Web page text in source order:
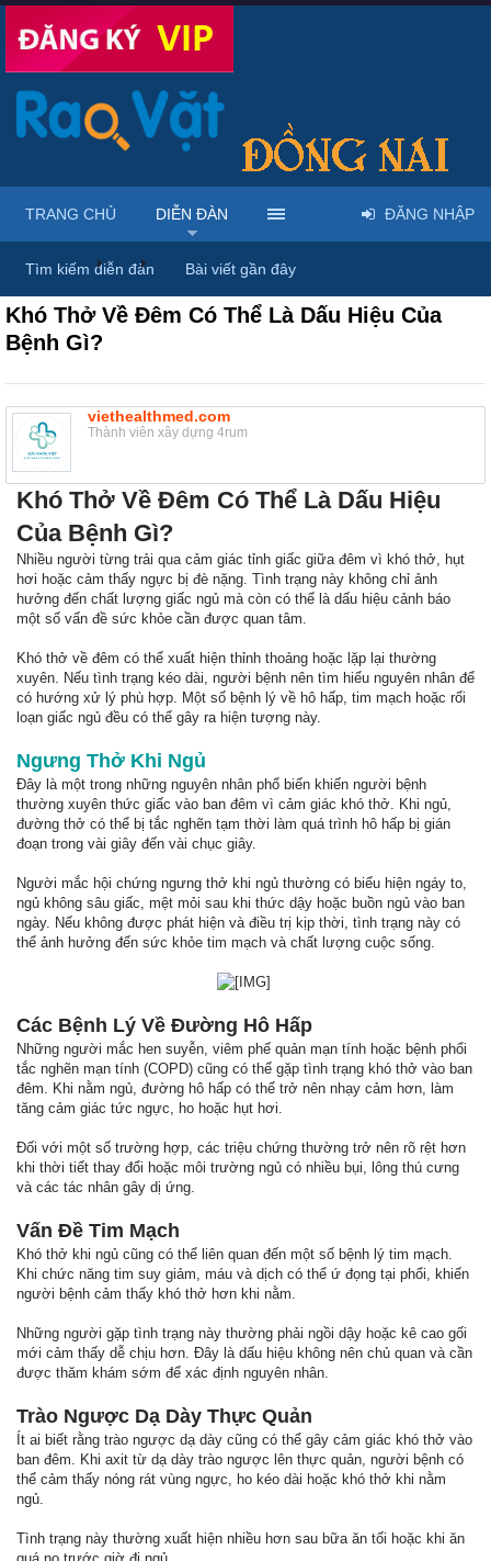
Diễn đàn ... Dược phẩm, y tế & sách báo
Khó Thở Về Đêm Có Thể Là Dấu Hiệu Của
Bệnh Gì?
viethealthmed.com
Thành viên xây dựng 4rum
Khó Thở Về Đêm Có Thể Là Dấu Hiệu
Của Bệnh Gì?
Nhiều người từng trải qua cảm giác tỉnh giấc giữa đêm vì khó thở, hụt
hơi hoặc cảm thấy ngực bị đè nặng. Tình trạng này không chỉ ảnh
hưởng đến chất lượng giấc ngủ mà còn có thể là dấu hiệu cảnh báo
một số vấn đề sức khỏe cần được quan tâm.
Khó thở về đêm có thể xuất hiện thỉnh thoảng hoặc lặp lại thường
xuyên. Nếu tình trạng kéo dài, người bệnh nên tìm hiểu nguyên nhân để
có hướng xử lý phù hợp. Một số bệnh lý về hô hấp, tim mạch hoặc rối
loạn giấc ngủ đều có thể gây ra hiện tượng này.
Ngưng Thở Khi Ngủ
Đây là một trong những nguyên nhân phổ biến khiến người bệnh
thường xuyên thức giấc vào ban đêm vì cảm giác khó thở. Khi ngủ,
đường thở có thể bị tắc nghẽn tạm thời làm quá trình hô hấp bị gián
đoạn trong vài giây đến vài chục giây.
Người mắc hội chứng ngưng thở khi ngủ thường có biểu hiện ngáy to,
ngủ không sâu giấc, mệt mỏi sau khi thức dậy hoặc buồn ngủ vào ban
ngày. Nếu không được phát hiện và điều trị kịp thời, tình trạng này có
thể ảnh hưởng đến sức khỏe tim mạch và chất lượng cuộc sống.
Các Bệnh Lý Về Đường Hô Hấp
Những người mắc hen suyễn, viêm phế quản mạn tính hoặc bệnh phổi
tắc nghẽn mạn tính (COPD) cũng có thể gặp tình trạng khó thở vào ban
đêm. Khi nằm ngủ, đường hô hấp có thể trở nên nhạy cảm hơn, làm
tăng cảm giác tức ngực, ho hoặc hụt hơi.
Đối với một số trường hợp, các triệu chứng thường trở nên rõ rệt hơn
khi thời tiết thay đổi hoặc môi trường ngủ có nhiều bụi, lông thú cưng
và các tác nhân gây dị ứng.
Vấn Đề Tim Mạch
Khó thở khi ngủ cũng có thể liên quan đến một số bệnh lý tim mạch.
Khi chức năng tim suy giảm, máu và dịch có thể ứ đọng tại phổi, khiến
người bệnh cảm thấy khó thở hơn khi nằm.
Những người gặp tình trạng này thường phải ngồi dậy hoặc kê cao gối
mới cảm thấy dễ chịu hơn. Đây là dấu hiệu không nên chủ quan và cần
được thăm khám sớm để xác định nguyên nhân.
Trào Ngược Dạ Dày Thực Quản
Ít ai biết rằng trào ngược dạ dày cũng có thể gây cảm giác khó thở vào
ban đêm. Khi axit từ dạ dày trào ngược lên thực quản, người bệnh có
thể cảm thấy nóng rát vùng ngực, ho kéo dài hoặc khó thở khi nằm
ngủ.
Tình trạng này thường xuất hiện nhiều hơn sau bữa ăn tối hoặc khi ăn
TRANG CHỦ DIỄN ĐÀN
Tìm kiếm diễn đàn Bài viết gần đây
ĐĂNG NHẬP